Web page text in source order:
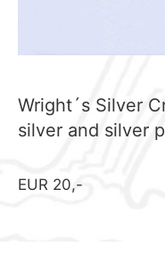
Wright´s Silver
silver and silver
EUR 20,-